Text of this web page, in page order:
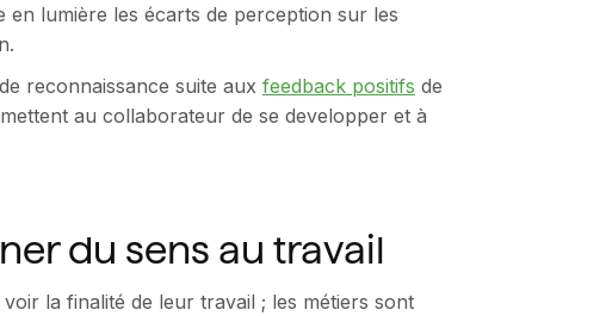
lumière les écarts de perception sur les
reconnaissance suite aux feedback positifs de
au collaborateur de se developper et à
du sens au travail
la finalité de leur travail ; les métiers sont